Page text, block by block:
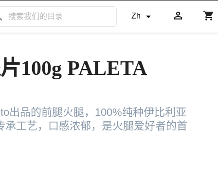
shopping_cart

Zh 
100g PALETA
出品的前腿火腿，100%纯种伊比利亚
承工艺，口感浓郁，是火腿爱好者的首